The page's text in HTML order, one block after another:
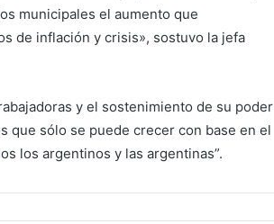
municipales el aumento que
de inflación y crisis», sostuvo la jefa
y el sostenimiento de su poder
que sólo se puede crecer con base en el
los argentinos y las argentinas”.